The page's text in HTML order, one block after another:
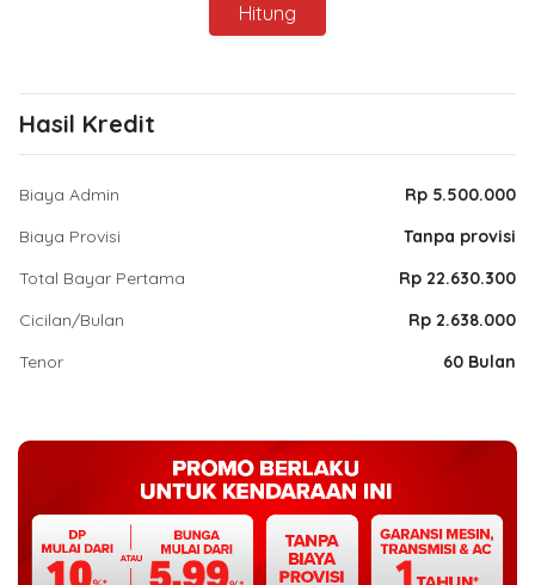
Hitung
Hasil Kredit
Biaya Admin
Rp 5.500.000
Biaya Provisi
Tanpa provisi
Total Bayar Pertama
Rp 22.630.300
Cicilan/Bulan
Rp 2.638.000
Tenor
60 Bulan